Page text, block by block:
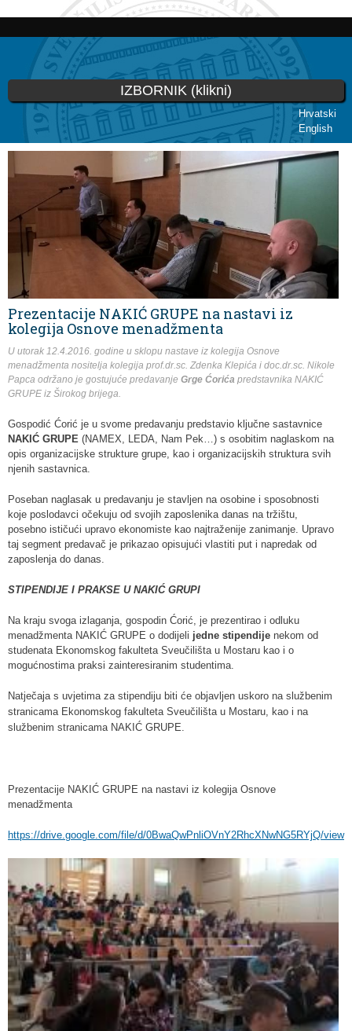
Skoči
glavni
sadržaj
Hrvatski
English
IZBORNIK (klikni)
Vi ste ovdje
Prezentacije NAKIĆ GRUPE na nastavi iz
kolegija Osnove menadžmenta
U utorak 12.4.2016. godine u sklopu nastave iz kolegija Osnove
menadžmenta nositelja kolegija prof.dr.sc. Zdenka Klepića i doc.dr.sc. Nikole
Papca održano je gostujuće predavanje Grge Ćorića predstavnika NAKIĆ
GRUPE iz Širokog brijega.
Gospodić Ćorić je u svome predavanju predstavio ključne sastavnice
NAKIĆ GRUPE (NAMEX, LEDA, Nam Pek…) s osobitim naglaskom na
opis organizacijske strukture grupe, kao i organizacijskih struktura svih
njenih sastavnica.
Poseban naglasak u predavanju je stavljen na osobine i sposobnosti
koje poslodavci očekuju od svojih zaposlenika danas na tržištu,
posebno ističući upravo ekonomiste kao najtraženije zanimanje. Upravo
taj segment predavač je prikazao opisujući vlastiti put i napredak od
zaposlenja do danas.
STIPENDIJE I PRAKSE U NAKIĆ GRUPI
Na kraju svoga izlaganja, gospodin Ćorić, je prezentirao i odluku
menadžmenta NAKIĆ GRUPE o dodijeli jedne stipendije nekom od
studenata Ekonomskog fakulteta Sveučilišta u Mostaru kao i o
mogućnostima praksi zainteresiranim studentima.
Natječaja s uvjetima za stipendiju biti će objavljen uskoro na službenim
stranicama Ekonomskog fakulteta Sveučilišta u Mostaru, kao i na
službenim stranicama NAKIĆ GRUPE.
Prezentacije NAKIĆ GRUPE na nastavi iz kolegija Osnove
menadžmenta
https://drive.google.com/file/d/0BwaQwPnliOVnY2RhcXNwNG5RYjQ/view